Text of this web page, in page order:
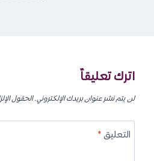
اترك تعليقاً
لن يتم نشر عنوان بريدك الإلكتروني.الحقول
التعليق*